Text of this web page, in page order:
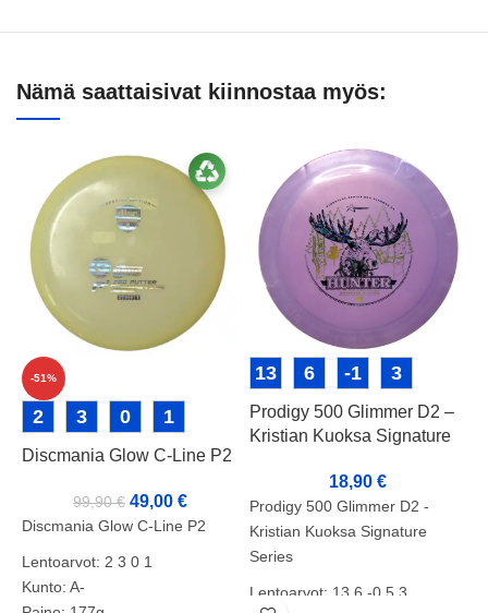
Nämä saattaisivat kiinnostaa myös:
-51%
2 3 0 1
Discmania Glow C-Line P2
99,90€ 49,00 €
Discmania Glow C-Line P2
Lentoarvot: 2 3 0 1
Kunto: A-
13 6 -1 3
Prodigy 500 Glimmer D2 –
Kristian Kuoksa Signature
18,90 €
Prodigy 500 Glimmer D2 -
Kristian Kuoksa Signature
Series
Lentoarvot: 13 6 -0,5 3